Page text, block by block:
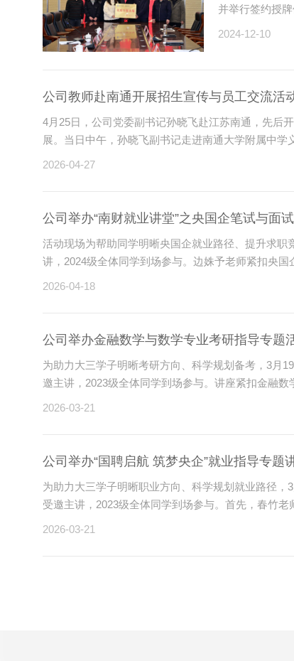
并举行签约授
2024-12-10
公司教师赴南通开展招生宣传与员工交流活
4月25日，公司党委副书记孙晓飞赴江苏南通，先后
展。当日中午，孙晓飞副书记走进南通大学附属中学
2026-04-27
公司举办“南财就业讲堂”之央国企笔试与面
活动现场为帮助同学明晰央国企就业路径、提升求职
讲，2024级全体同学到场参与。边姝予老师紧扣央国
2026-04-18
公司举办金融数学与数学专业考研指导专题
为助力大三学子明晰考研方向、科学规划备考，3月
邀主讲，2023级全体同学到场参与。讲座紧扣金融数
2026-03-21
公司举办“国聘启航 筑梦央企”就业指导专题
为助力大三学子明晰职业方向、科学规划就业路径
受邀主讲，2023级全体同学到场参与。首先，春竹老
2026-03-21